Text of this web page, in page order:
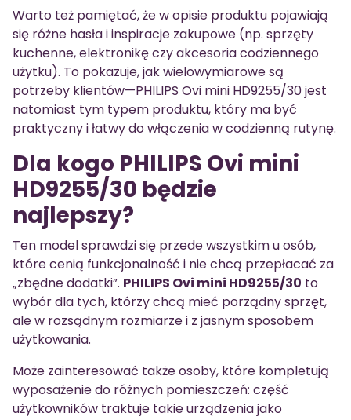
Warto też pamiętać, że w opisie produktu pojawiają
się różne hasła i inspiracje zakupowe (np. sprzęty
kuchenne, elektronikę czy akcesoria codziennego
użytku). To pokazuje, jak wielowymiarowe są
potrzeby klientów—PHILIPS Ovi mini HD9255/30 jest
natomiast tym typem produktu, który ma być
praktyczny i łatwy do włączenia w codzienną rutynę.
Dla kogo PHILIPS Ovi mini
HD9255/30 będzie
najlepszy?
Ten model sprawdzi się przede wszystkim u osób,
które cenią funkcjonalność i nie chcą przepłacać za
„zbędne dodatki”. PHILIPS Ovi mini HD9255/30 to
wybór dla tych, którzy chcą mieć porządny sprzęt,
ale w rozsądnym rozmiarze i z jasnym sposobem
użytkowania.
Może zainteresować także osoby, które kompletują
wyposażenie do różnych pomieszczeń: część
użytkowników traktuje takie urządzenia jako